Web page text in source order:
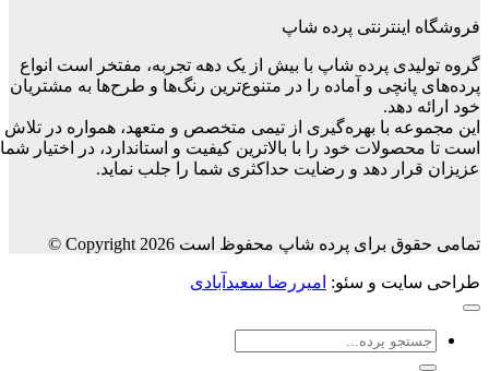
فروشگاه اینترنتی پرده شاپ
گروه تولیدی پرده شاپ با بیش از یک دهه تجربه، مفتخر است انواع
پرده‌های پانچی و آماده را در متنوع‌ترین رنگ‌ها و طرح‌ها به مشتریان
خود ارائه دهد.
این مجموعه با بهره‌گیری از تیمی متخصص و متعهد، همواره در تلاش
است تا محصولات خود را با بالاترین کیفیت و استاندارد، در اختیار شما
عزیزان قرار دهد و رضایت حداکثری شما را جلب نماید.
تمامی حقوق برای پرده شاپ محفوظ است Copyright 2026 ©
طراحی سایت و سئو:امیررضا سعیدآبادی
جستجو